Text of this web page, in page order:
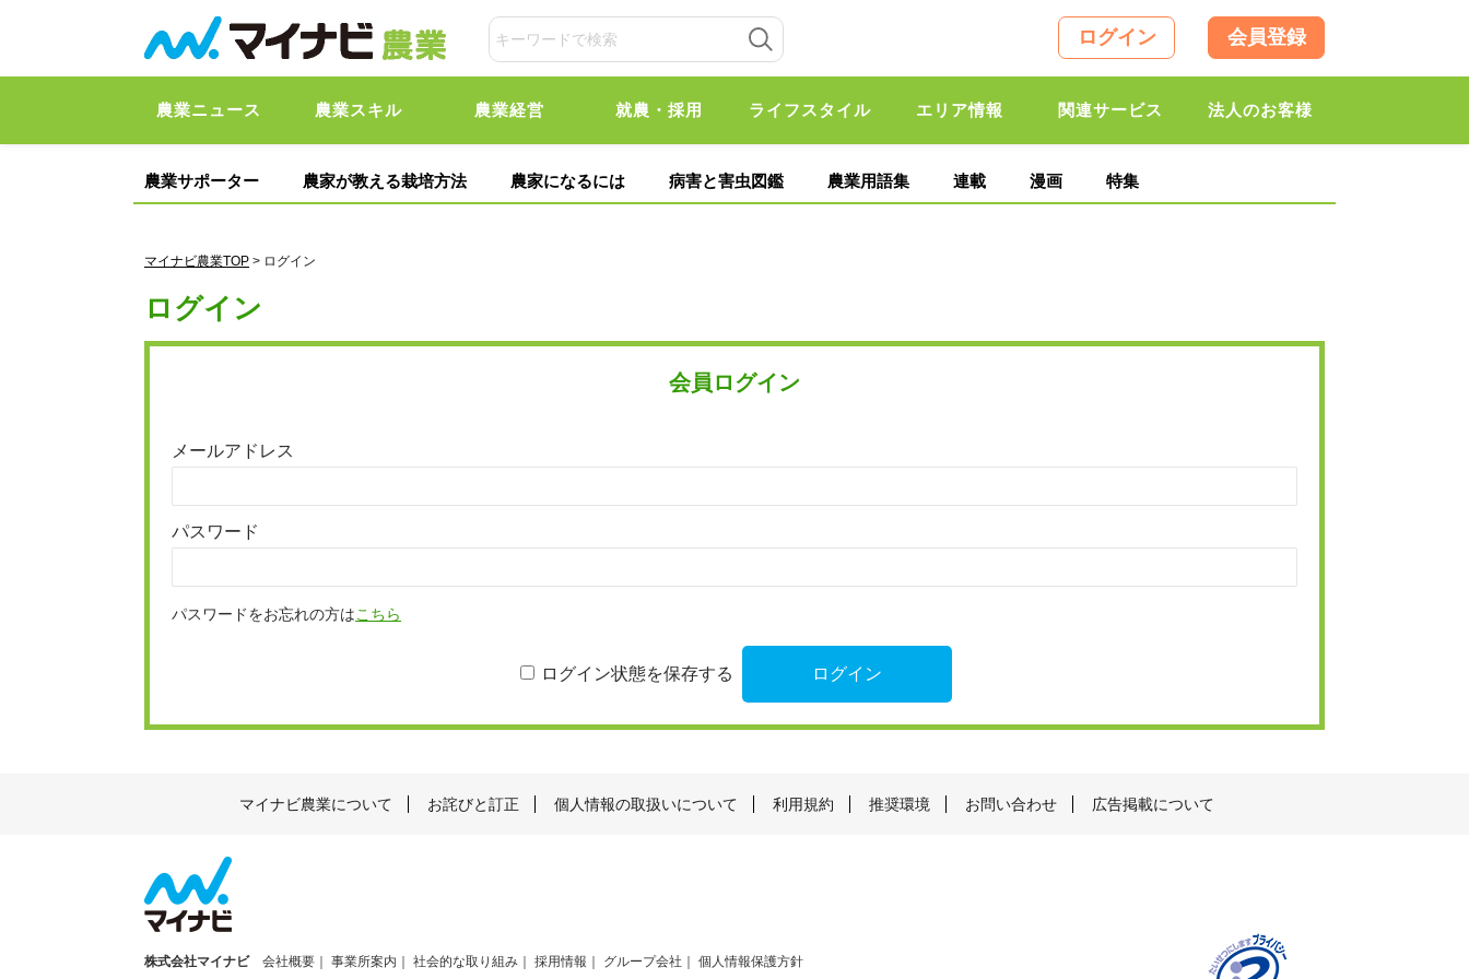
ログイン 会員登録
農業ニュース 農業スキル 農業経営 就農・採用 ライフスタイル エリア情報 関連サービス 法人のお客様
農業サポーター 農家が教える栽培方法 農家になるには 病害と害虫図鑑 農業用語集 連載 漫画 特集
マイナビ農業TOP > ログイン
ログイン
会員ログイン
メールアドレス
パスワード
パスワードをお忘れの方はこちら
ログイン状態を保存する
マイナビ農業について お詫びと訂正 個人情報の取扱いについて 利用規約 推奨環境 お問い合わせ 広告掲載について
株式会社マイナビ 会社概要 事業所案内 社会的な取り組み 採用情報 グループ会社 個人情報保護方針